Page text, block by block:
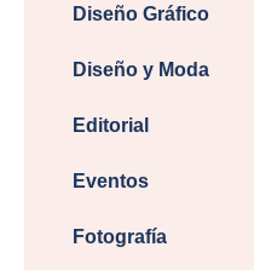
Diseño Gráfico
Diseño y Moda
Editorial
Eventos
Fotografía